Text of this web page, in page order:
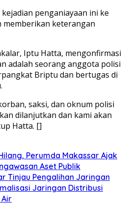
penganiayaan ini ke
memberikan keterangan
Iptu Hatta, mengonfirmasi
adalah seorang anggota polisi
Briptu dan bertugas di
saksi, dan oknum polisi
dilanjutkan dan kami akan
Hatta. []
Perumda Makassar Ajak
Aset Publik
Tinjau Pengalihan Jaringan
Jaringan Distribusi